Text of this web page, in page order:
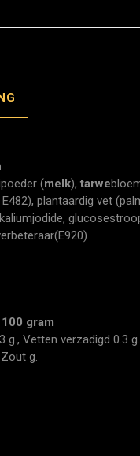
(melk), tarwe
plantaardig vet
gram
Vetten verzadigd 0.3
g.